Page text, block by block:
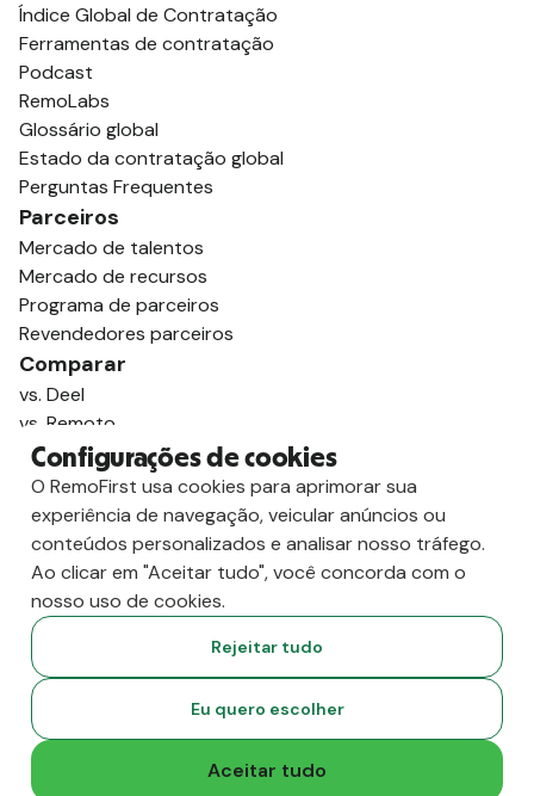
Índice Global de Contratação
Ferramentas de contratação
Podcast
RemoLabs
Glossário global
Estado da contratação global
Perguntas Frequentes
Parceiros
Mercado de talentos
Mercado de recursos
Programa de parceiros
Revendedores parceiros
Comparar
vs. Deel
vs. Remoto
vs. Oyster
vs. Multiplicador
RemoFirst Inc. Criado com 💚 remotamente, de
Configurações de cookies
O RemoFirst usa cookies para aprimorar sua
experiência de navegação, veicular anúncios ou
conteúdos personalizados e analisar nosso tráfego.
Ao clicar em "Aceitar tudo", você concorda com o
nosso uso de cookies.
Rejeitar tudo
Eu quero escolher
Aceitar tudo